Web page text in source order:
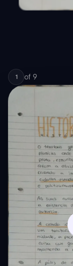
1 of 9